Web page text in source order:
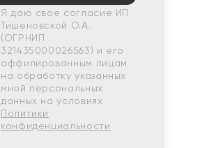
Я даю свое согласие ИП
Тишеновской О.А.
(ОГРНИП
321435000026563) и его
аффилированным лицам
на обработку указанных
мной персональных
данных на условиях
Политики
конфиденциальности